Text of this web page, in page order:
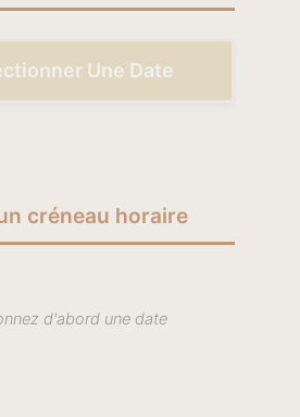
Une Date
créneau horaire
d'abord une date